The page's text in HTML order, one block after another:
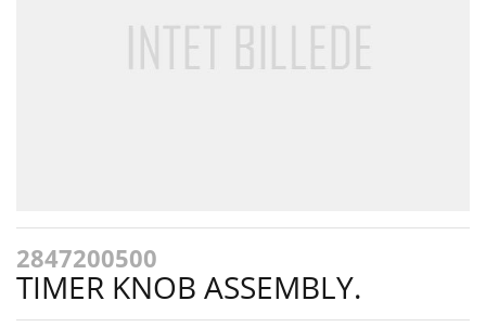
2847200500
TIMER KNOB ASSEMBLY.